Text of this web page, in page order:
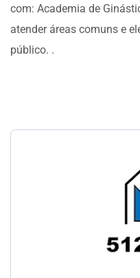
com: Academia de
atender áreas comuns e
público. .